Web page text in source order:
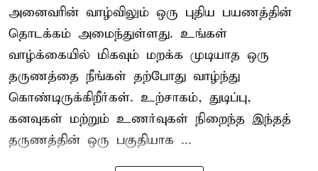
அனைவரின் வாழ்விலும் ஒரு புதிய பயணத்தின்
தொடக்கம் அமைந்துள்ளது. உங்கள்
வாழ்க்கையில் மிகவும் மறக்க முடியாத ஒரு
தருணத்தை நீங்கள் தற்போது வாழ்ந்து
கொண்டிருக்கிறீர்கள். உற்சாகம், துடிப்பு,
கனவுகள் மற்றும் உணர்வுகள் நிறைந்த இந்தத்
தருணத்தின் ஒரு பகுதியாக ...